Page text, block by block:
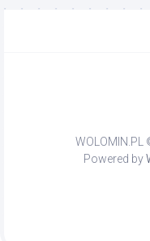
WOLOMIN.PL
Powered by